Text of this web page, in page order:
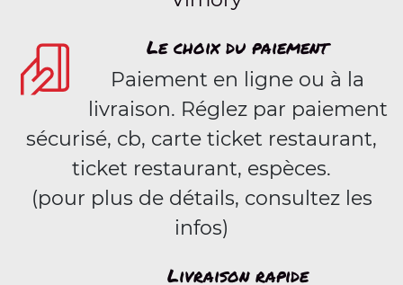
Le choix du paiement
Paiement en ligne ou à la
livraison. Réglez par paiement
sécurisé, cb, carte ticket restaurant,
ticket restaurant, espèces.
(pour plus de détails, consultez les
infos)
Livraison rapide